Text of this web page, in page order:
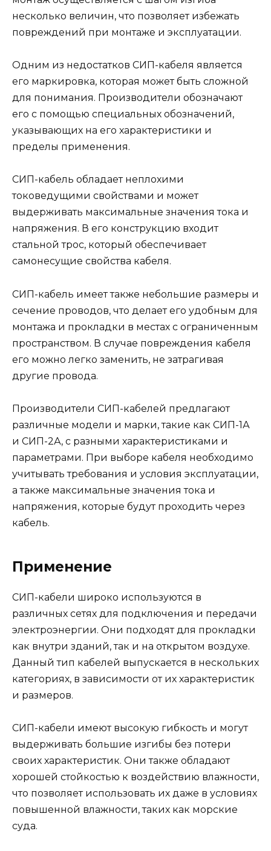
несколько величин, что позволяет избежать
повреждений при монтаже и эксплуатации.
Одним из недостатков СИП-кабеля является
его маркировка, которая может быть сложной
для понимания. Производители обозначают
его с помощью специальных обозначений,
указывающих на его характеристики и
пределы применения.
СИП-кабель обладает неплохими
токоведущими свойствами и может
выдерживать максимальные значения тока и
напряжения. В его конструкцию входит
стальной трос, который обеспечивает
самонесущие свойства кабеля.
СИП-кабель имеет также небольшие размеры и
сечение проводов, что делает его удобным для
монтажа и прокладки в местах с ограниченным
пространством. В случае повреждения кабеля
его можно легко заменить, не затрагивая
другие провода.
Производители СИП-кабелей предлагают
различные модели и марки, такие как СИП-1А
и СИП-2А, с разными характеристиками и
параметрами. При выборе кабеля необходимо
учитывать требования и условия эксплуатации,
а также максимальные значения тока и
напряжения, которые будут проходить через
кабель.
Применение
СИП-кабели широко используются в
различных сетях для подключения и передачи
электроэнергии. Они подходят для прокладки
как внутри зданий, так и на открытом воздухе.
Данный тип кабелей выпускается в нескольких
категориях, в зависимости от их характеристик
и размеров.
СИП-кабели имеют высокую гибкость и могут
выдерживать большие изгибы без потери
своих характеристик. Они также обладают
хорошей стойкостью к воздействию влажности,
что позволяет использовать их даже в условиях
повышенной влажности, таких как морские
суда.